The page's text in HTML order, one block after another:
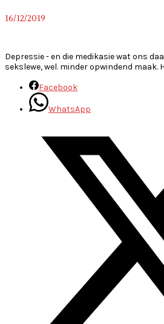
16/12/2019
Depressie - en die medikasie wat ons
sekslewe, wel. minder opwindend maak.
Facebook
WhatsApp